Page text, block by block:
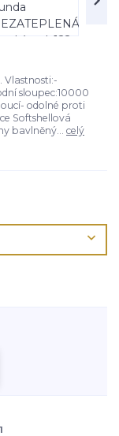
Vlastnosti:-
sloupec:10000
odolné proti
Softshellová
bavlněný... celý